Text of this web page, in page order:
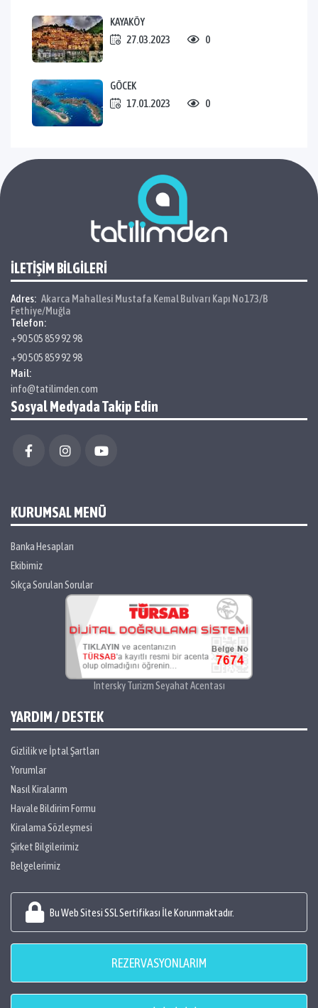
KAYAKÖY
27.03.2023
0
GÖCEK
17.01.2023
0
İLETİŞİM BİLGİLERİ
Adres: Akarca Mahallesi Mustafa Kemal Bulvarı Kapı No173/B
Fethiye/Muğla
Telefon:
+90 505 859 92 98
+90 505 859 92 98
Mail:
info@tatilimden.com
Sosyal Medyada Takip Edin
KURUMSAL MENÜ
Banka Hesapları
Ekibimiz
Sıkça Sorulan Sorular
Intersky Turizm Seyahat Acentası
YARDIM / DESTEK
Gizlilik ve İptal Şartları
Yorumlar
Nasıl Kiralarım
Havale Bildirim Formu
Kiralama Sözleşmesi
Şirket Bilgilerimiz
Belgelerimiz
Bu Web Sitesi SSL Sertifikası İle Korunmaktadır.
REZERVASYONLARIM